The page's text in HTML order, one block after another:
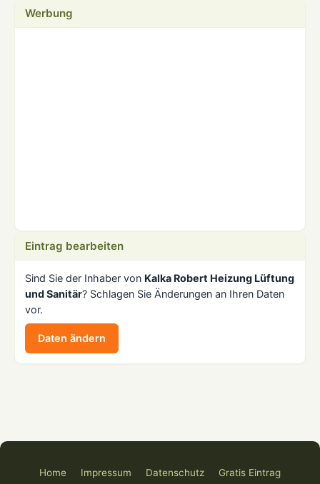
Werbung
Eintrag bearbeiten
Sind Sie der Inhaber von Kalka Robert Heizung Lüftung
und Sanitär? Schlagen Sie Änderungen an Ihren Daten
vor.
Daten ändern
Home Impressum Datenschutz Gratis Eintrag